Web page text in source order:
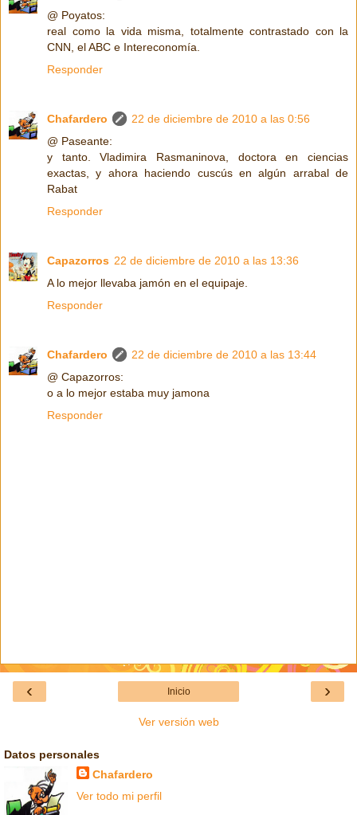
@ Poyatos:
real como la vida misma, totalmente contrastado con la
CNN, el ABC e Intereconomía.
Responder
Chafardero
22 de diciembre de 2010 a las 0:56
@ Paseante:
y tanto. Vladimira Rasmaninova, doctora en ciencias
exactas, y ahora haciendo cuscús en algún arrabal de
Rabat
Responder
Capazorros 22 de diciembre de 2010 a las 13:36
A lo mejor llevaba jamón en el equipaje.
Responder
Chafardero
22 de diciembre de 2010 a las 13:44
@ Capazorros:
o a lo mejor estaba muy jamona
Responder
‹ ›
Inicio
Ver versión web
Datos personales
Chafardero
Ver todo mi perfil